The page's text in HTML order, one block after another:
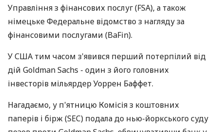
Управління з фінансових послуг (FSA), а також
німецьке Федеральне відомство з нагляду за
фінансовими послугами (BaFin).
У США тим часом з'явився перший потерпілий від
дій Goldman Sachs - один з його головних
інвесторів мільярдер Уоррен Баффет.
Нагадаємо, у п'ятницю Комісія з коштовних
паперів і бірж (SEC) подала до нью-йоркського суду